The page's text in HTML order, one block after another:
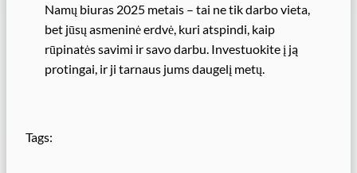
Namų biuras 2025 metais – tai ne tik darbo vieta,
bet jūsų asmeninė erdvė, kuri atspindi, kaip
rūpinatės savimi ir savo darbu. Investuokite į ją
protingai, ir ji tarnaus jums daugelį metų.
Tags: